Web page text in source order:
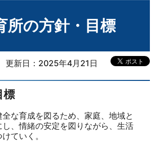
所の方針・目標
更新日：2025年4月21日
標
な育成を図るため、家庭、地域と
、情緒の安定を図りながら、生活
ていく。